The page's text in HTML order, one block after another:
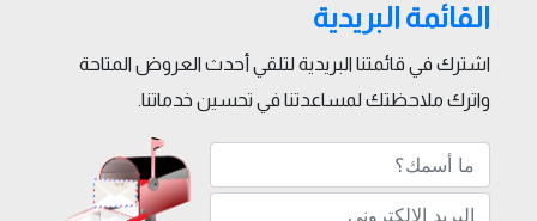
القائمة البريدية
اشترك في قائمتنا البريدية لتلقي أحدث العروض المتاحة
واترك ملاحظتك لمساعدتنا في تحسين خدماتنا.